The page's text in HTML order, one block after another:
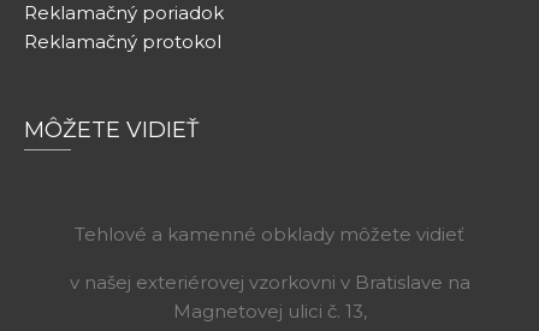
Reklamačný poriadok
Reklamačný protokol
MÔŽETE VIDIEŤ
Tehlové a kamenné obklady môžete vidieť
v našej exteriérovej vzorkovni v Bratislave na
Magnetovej ulici č. 13,